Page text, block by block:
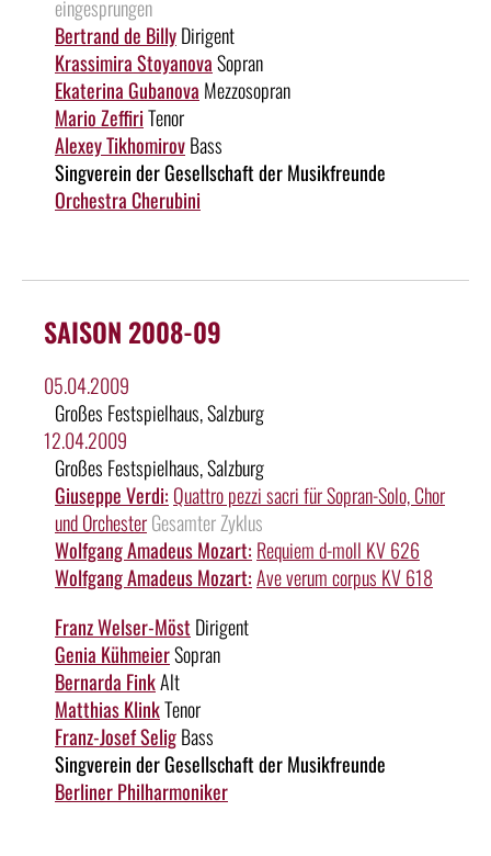
eingesprungen
Bertrand de BillyDirigent
Krassimira StoyanovaSopran
Ekaterina Gubanova Mezzosopran
Mario ZeffiriTenor
Alexey TikhomirovBass
Singverein der Gesellschaft der Musikfreunde
Orchestra Cherubini
SAISON 2008-09
05.04.2009
Großes Festspielhaus, Salzburg
12.04.2009
Großes Festspielhaus, Salzburg
Giuseppe Verdi: Quattro pezzi sacri für Sopran-Solo, Chor
und OrchesterGesamter Zyklus
Wolfgang Amadeus Mozart: Requiem d-moll KV 626
Wolfgang Amadeus Mozart:Ave verum corpus KV 618
Franz Welser-Möst Dirigent
Genia KühmeierSopran
Bernarda FinkAlt
Matthias KlinkTenor
Franz-Josef SeligBass
Singverein der Gesellschaft der Musikfreunde
Berliner Philharmoniker